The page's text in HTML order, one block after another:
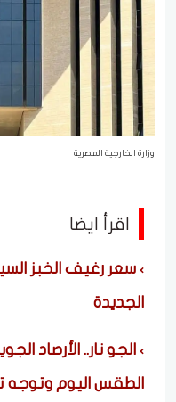
وزارة الخارجية المصرية
اقرأ ايضا
سعر رغيف الخبز
الجديدة
الجو نار.. الأرصاد
الطقس اليوم وتوجه